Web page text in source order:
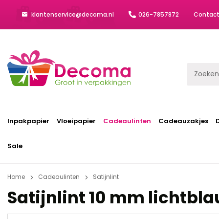
klantenservice@decoma.nl 026-7857872 Contact
Inpakpapier Vloeipapier Cadeaulinten Cadeauzakjes
Sale
Home Cadeaulinten Satijnlint
Satijnlint 10 mm